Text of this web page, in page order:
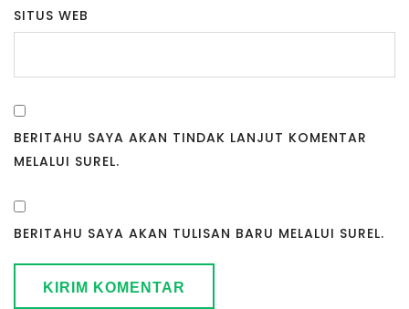
SITUS WEB
BERITAHU SAYA AKAN TINDAK LANJUT KOMENTAR
MELALUI SUREL.
BERITAHU SAYA AKAN TULISAN BARU MELALUI SUREL.